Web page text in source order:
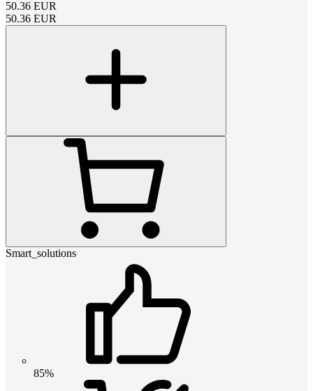
50.36 EUR
50.36 EUR
Smart_solutions
85%